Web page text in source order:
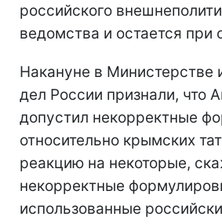
российского
ведомства и остается при
Накануне в Министерстве
дел России признали, что
допустил некорректные
относительно крымских
реакцию на некоторые,
некорректные
использованные